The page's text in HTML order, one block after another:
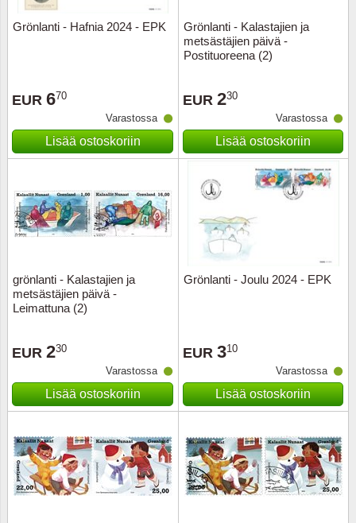
Grönlanti - Hafnia 2024 - EPK
EUR 670
Varastossa
Lisää ostoskoriin
Grönlanti - Kalastajien ja
metsästäjien päivä -
Postituoreena (2)
EUR 230
Varastossa
Lisää ostoskoriin
grönlanti - Kalastajien ja
metsästäjien päivä -
Leimattuna (2)
EUR 230
Varastossa
Lisää ostoskoriin
Grönlanti - Joulu 2024 - EPK
EUR 310
Varastossa
Lisää ostoskoriin